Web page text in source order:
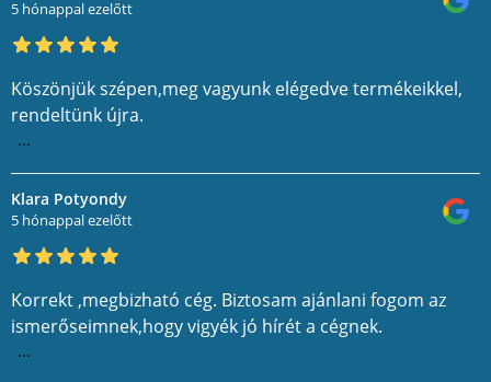
5 hónappal ezelőtt
Köszönjük szépen,meg vagyunk elégedve termékeikkel,
rendeltünk újra.
...
Klara Potyondy
5 hónappal ezelőtt
Korrekt ,megbizható cég. Biztosam ajánlani fogom az
ismerőseimnek,hogy vigyék jó hírét a cégnek.
...